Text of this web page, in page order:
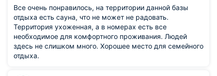
Все очень понравилось, на территории данной базы
отдыха есть сауна, что не может не радовать.
Территория ухоженная, а в номерах есть все
необходимое для комфортного проживания. Людей
здесь не слишком много. Хорошее место для семейного
отдыха.